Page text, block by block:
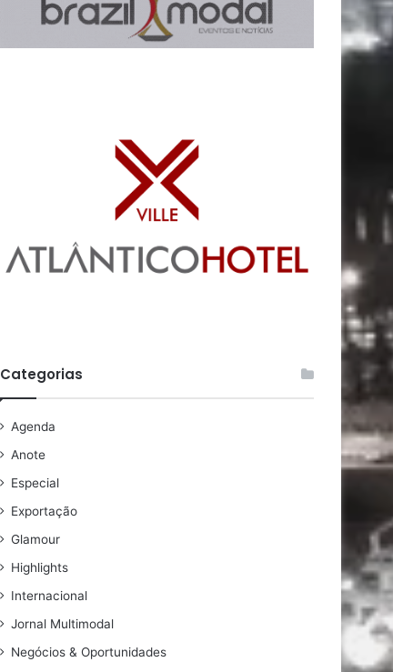
Categorias
Agenda
Anote
Especial
Exportação
Glamour
Highlights
Internacional
Jornal Multimodal
Negócios & Oportunidades